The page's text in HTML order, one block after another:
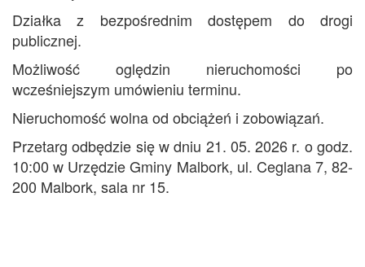
Działka z bezpośrednim dostępem do drogi
publicznej.
Możliwość oględzin nieruchomości po
wcześniejszym umówieniu terminu.
Nieruchomość wolna od obciążeń i zobowiązań.
Przetarg odbędzie się w dniu 21. 05. 2026 r. o godz.
10:00 w Urzędzie Gminy Malbork, ul. Ceglana 7, 82-
200 Malbork, sala nr 15.